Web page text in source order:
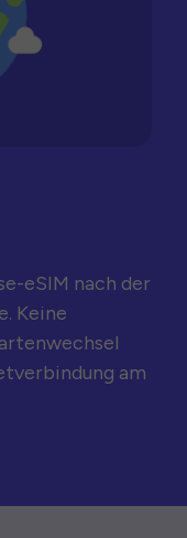
eSIM nach der
Keine
am